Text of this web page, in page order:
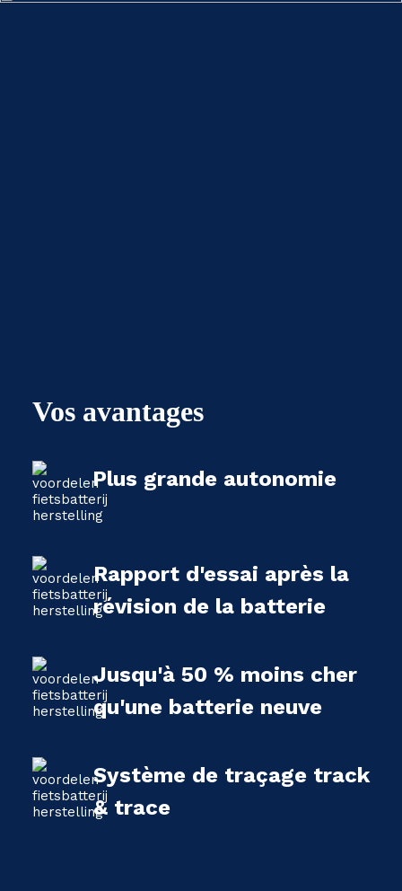
Vos avantages
Plus grande autonomie
Rapport d'essai après la
révision de la batterie
Jusqu'à 50 % moins cher
qu'une batterie neuve
Système de traçage track
& trace